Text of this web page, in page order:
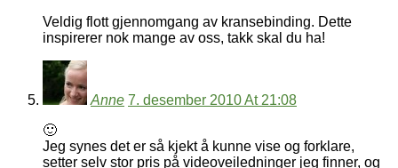
Veldig flott gjennomgang av kransebinding. Dette
inspirerer nok mange av oss, takk skal du ha!
Anne 7. desember 2010 At 21:08
🙂
Jeg synes det er så kjekt å kunne vise og forklare,
setter selv stor pris på videoveiledninger jeg finner, og